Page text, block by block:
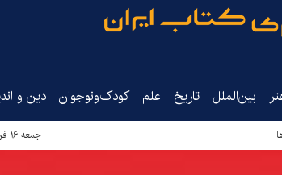
بین‌الملل تاریخ‌ علم کودک‌ونوجوان دین و
جمعه ۱۶ فروردین ۱۳۹۲ - ۱۱:۰۰